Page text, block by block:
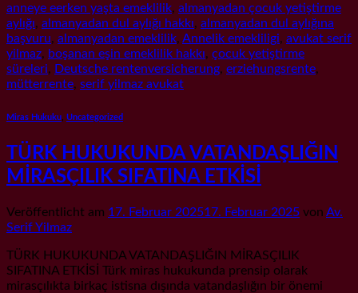
anneye eerken yaşta emeklilik, almanyadan çocuk yetiştirme
aylığı, almanyadan dul aylığı hakkı, almanyadan dul aylığına
başvuru, almanyadan emeklilik, Annelik emekliligi, avukat serif
yilmaz, boşanan eşin emeklilik hakkı, çocuk yetiştirme
süreleri, Deutsche rentenversicherung, erziehungsrente,
mütterrente, serif yilmaz avukat
Miras Hukuku Uncategorized
TÜRK HUKUKUNDA VATANDAŞLIĞIN
MİRASÇILIK SIFATINA ETKİSİ
Veröffentlicht am 17. Februar 202517. Februar 2025 von Av.
Serif Yilmaz
TÜRK HUKUKUNDA VATANDAŞLIĞIN MİRASÇILIK
SIFATINA ETKİSİ Türk miras hukukunda prensip olarak
mirasçılıkta birkaç istisna dışında vatandaşlığın bir önemi